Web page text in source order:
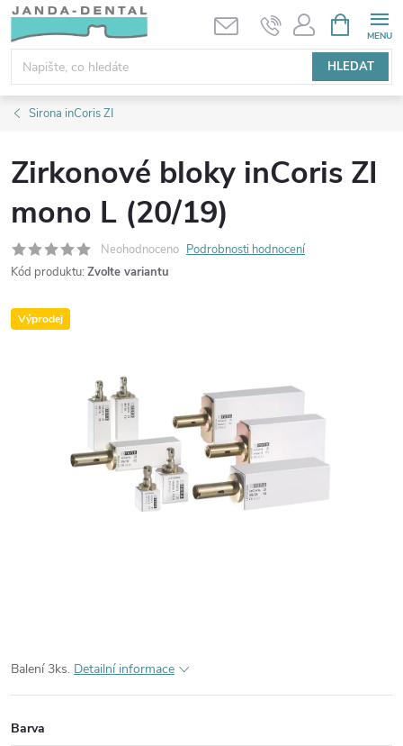
Přejít
obsah
HLEDAT
NÁKUPNÍ
KOŠÍK
Sirona inCoris ZI
Zirkonové bloky inCoris ZI
mono L (20/19)
Neohodnoceno Podrobnosti hodnocení
Kód produktu: Zvolte variantu
Výprodej
Balení 3ks. Detailní informace
Barva